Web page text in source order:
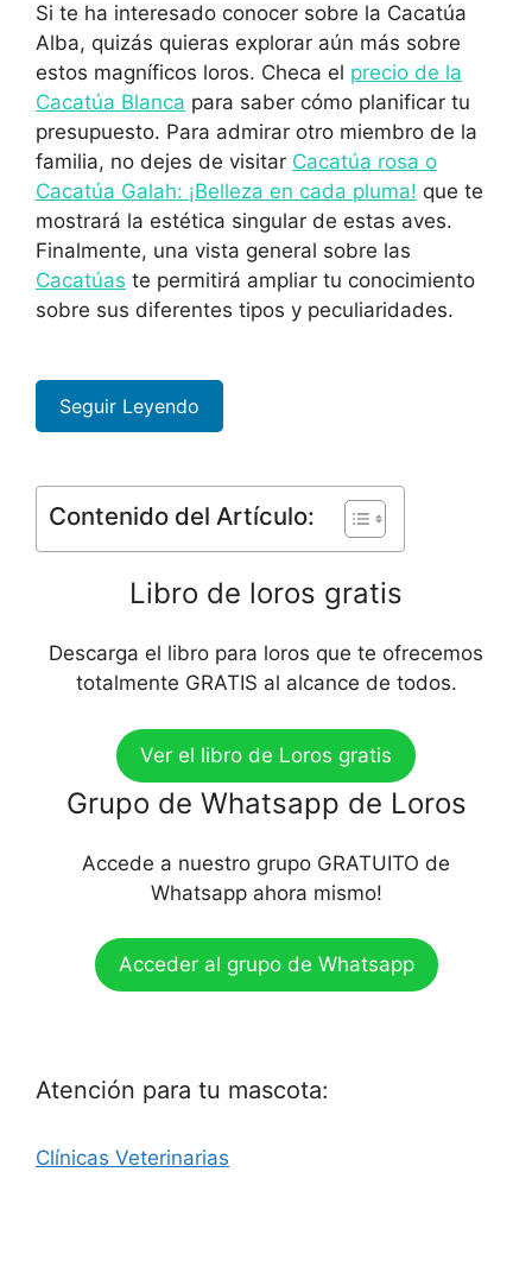
Si te ha interesado conocer sobre la Cacatúa
Alba, quizás quieras explorar aún más sobre
estos magníficos loros. Checa el precio de la
Cacatúa Blanca para saber cómo planificar tu
presupuesto. Para admirar otro miembro de la
familia, no dejes de visitar Cacatúa rosa o
Cacatúa Galah: ¡Belleza en cada pluma! que te
mostrará la estética singular de estas aves.
Finalmente, una vista general sobre las
Cacatúas te permitirá ampliar tu conocimiento
sobre sus diferentes tipos y peculiaridades.
Seguir Leyendo
Contenido del Artículo:
Libro de loros gratis
Descarga el libro para loros que te ofrecemos
totalmente GRATIS al alcance de todos.
Ver el libro de Loros gratis
Grupo de Whatsapp de Loros
Accede a nuestro grupo GRATUITO de
Whatsapp ahora mismo!
Acceder al grupo de Whatsapp
Atención para tu mascota:
Clínicas Veterinarias